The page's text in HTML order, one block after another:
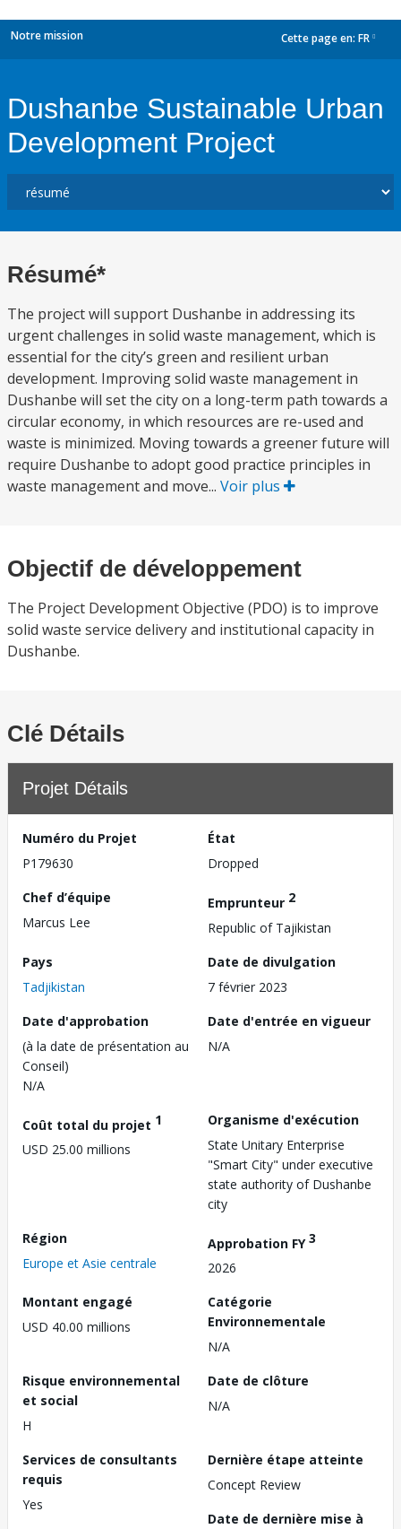
Notre mission Cette page en: FR
Dushanbe Sustainable Urban
Development Project
Résumé*
The project will support Dushanbe in addressing its
urgent challenges in solid waste management, which is
essential for the city’s green and resilient urban
development. Improving solid waste management in
Dushanbe will set the city on a long-term path towards a
circular economy, in which resources are re-used and
waste is minimized. Moving towards a greener future will
require Dushanbe to adopt good practice principles in
waste management and move... Voir plus
Objectif de développement
The Project Development Objective (PDO) is to improve
solid waste service delivery and institutional capacity in
Dushanbe.
Clé Détails
Projet Détails
Numéro du Projet
P179630
État
Dropped
Chef d’équipe
Marcus Lee
Emprunteur 2
Republic of Tajikistan
Pays
Tadjikistan
Date de divulgation
7 février 2023
Date d'approbation
(à la date de présentation au
Conseil)
N/A
Date d'entrée en vigueur
N/A
Coût total du projet 1
USD 25.00 millions
Organisme d'exécution
State Unitary Enterprise
"Smart City" under executive
state authority of Dushanbe
city
Région
Europe et Asie centrale
Approbation FY3
2026
Montant engagé
USD 40.00 millions
Catégorie
Environnementale
N/A
Risque environnemental
et social
H
Date de clôture
N/A
Services de consultants
requis
Yes
Dernière étape atteinte
Concept Review
Date de dernière mise à